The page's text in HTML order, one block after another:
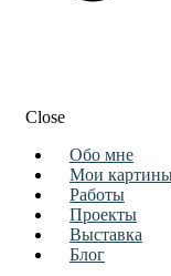
Close
Обо мне
Мои
Работы
Проекты
Выставка
Блог